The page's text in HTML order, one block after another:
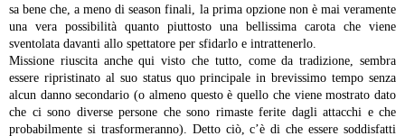
sa bene che, a meno di season finali, la prima opzione non è mai veramente
una vera possibilità quanto piuttosto una bellissima carota che viene
sventolata davanti allo spettatore per sfidarlo e intrattenerlo.
Missione riuscita anche qui visto che tutto, come da tradizione, sembra
essere ripristinato al suo status quo principale in brevissimo tempo senza
alcun danno secondario (o almeno questo è quello che viene mostrato dato
che ci sono diverse persone che sono rimaste ferite dagli attacchi e che
probabilmente si trasformeranno). Detto ciò, c’è di che essere soddisfatti